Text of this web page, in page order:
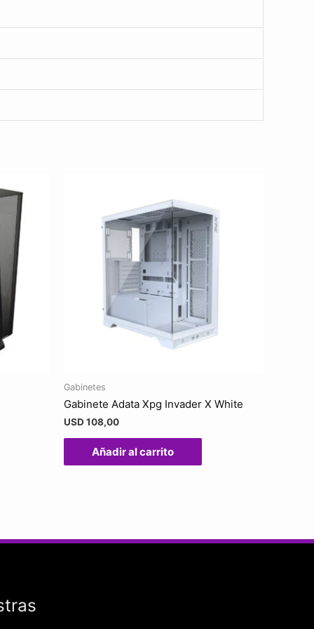
Gabinetes
Gabinete Adata Xpg Invader X White
USD 108,00
Añadir al carrito